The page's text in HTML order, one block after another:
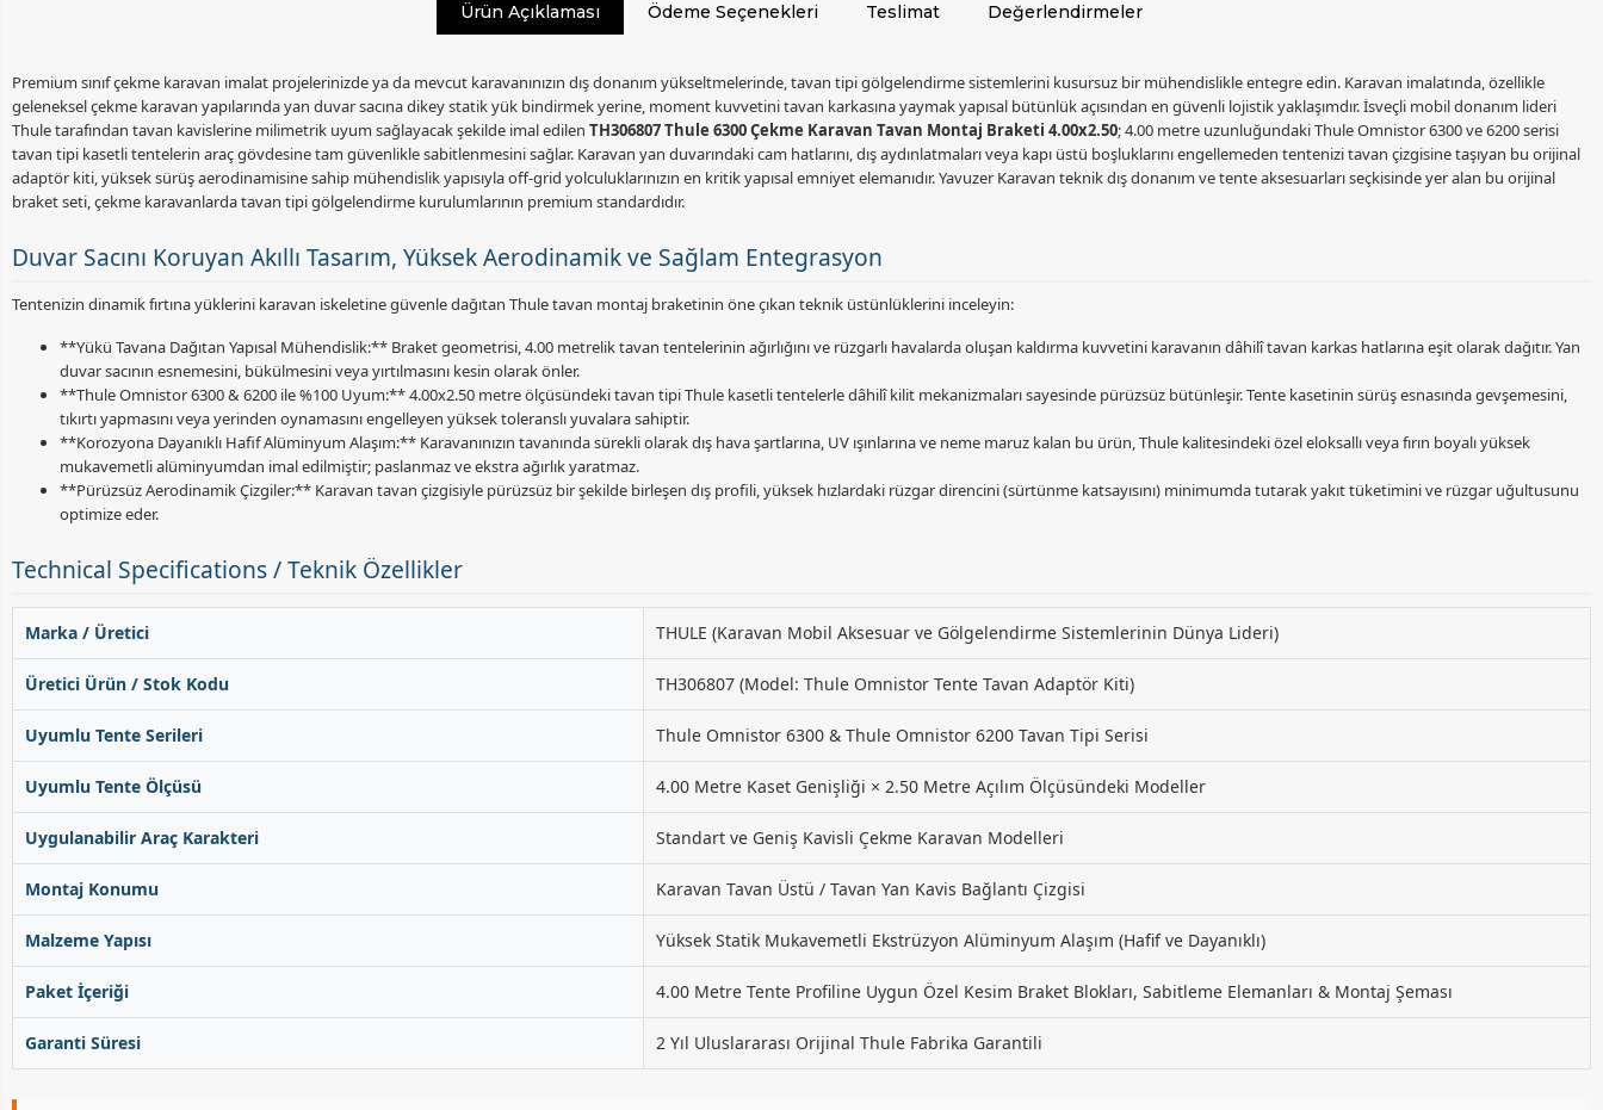
Ürün Açıklaması Ödeme Seçenekleri Teslimat Değerlendirmeler
Premium sınıf çekme karavan imalat projelerinizde ya da mevcut karavanınızın dış donanım yükseltmelerinde, tavan tipi gölgelendirme sistemlerini kusursuz bir mühendislikle entegre edin. Karavan imalatında, özellikle
geleneksel çekme karavan yapılarında yan duvar sacına dikey statik yük bindirmek yerine, moment kuvvetini tavan karkasına yaymak yapısal bütünlük açısından en güvenli lojistik yaklaşımdır. İsveçli mobil donanım lideri
Thule tarafından tavan kavislerine milimetrik uyum sağlayacak şekilde imal edilen TH306807 Thule 6300 Çekme Karavan Tavan Montaj Braketi 4.00x2.50; 4.00 metre uzunluğundaki Thule Omnistor 6300 ve 6200 serisi
tavan tipi kasetli tentelerin araç gövdesine tam güvenlikle sabitlenmesini sağlar. Karavan yan duvarındaki cam hatlarını, dış aydınlatmaları veya kapı üstü boşluklarını engellemeden tentenizi tavan çizgisine taşıyan bu orijinal
adaptör kiti, yüksek sürüş aerodinamisine sahip mühendislik yapısıyla off-grid yolculuklarınızın en kritik yapısal emniyet elemanıdır. Yavuzer Karavan teknik dış donanım ve tente aksesuarları seçkisinde yer alan bu orijinal
braket seti, çekme karavanlarda tavan tipi gölgelendirme kurulumlarının premium standardıdır.
Duvar Sacını Koruyan Akıllı Tasarım, Yüksek Aerodinamik ve Sağlam Entegrasyon
Tentenizin dinamik fırtına yüklerini karavan iskeletine güvenle dağıtan Thule tavan montaj braketinin öne çıkan teknik üstünlüklerini inceleyin:
**Yükü Tavana Dağıtan Yapısal Mühendislik:** Braket geometrisi, 4.00 metrelik tavan tentelerinin ağırlığını ve rüzgarlı havalarda oluşan kaldırma kuvvetini karavanın dâhilî tavan karkas hatlarına eşit olarak dağıtır. Yan
duvar sacının esnemesini, bükülmesini veya yırtılmasını kesin olarak önler.
**Thule Omnistor 6300 & 6200 ile %100 Uyum:** 4.00x2.50 metre ölçüsündeki tavan tipi Thule kasetli tentelerle dâhilî kilit mekanizmaları sayesinde pürüzsüz bütünleşir. Tente kasetinin sürüş esnasında gevşemesini,
tıkırtı yapmasını veya yerinden oynamasını engelleyen yüksek toleranslı yuvalara sahiptir.
**Korozyona Dayanıklı Hafif Alüminyum Alaşım:** Karavanınızın tavanında sürekli olarak dış hava şartlarına, UV ışınlarına ve neme maruz kalan bu ürün, Thule kalitesindeki özel eloksallı veya fırın boyalı yüksek
mukavemetli alüminyumdan imal edilmiştir; paslanmaz ve ekstra ağırlık yaratmaz.
**Pürüzsüz Aerodinamik Çizgiler:** Karavan tavan çizgisiyle pürüzsüz bir şekilde birleşen dış profili, yüksek hızlardaki rüzgar direncini (sürtünme katsayısını) minimumda tutarak yakıt tüketimini ve rüzgar uğultusunu
optimize eder.
Technical Specifications / Teknik Özellikler
Marka / Üretici THULE (Karavan Mobil Aksesuar ve Gölgelendirme Sistemlerinin Dünya Lideri)
Üretici Ürün / Stok Kodu TH306807 (Model: Thule Omnistor Tente Tavan Adaptör Kiti)
Uyumlu Tente Serileri Thule Omnistor 6300 & Thule Omnistor 6200 Tavan Tipi Serisi
Uyumlu Tente Ölçüsü 4.00 Metre Kaset Genişliği × 2.50 Metre Açılım Ölçüsündeki Modeller
Uygulanabilir Araç Karakteri Standart ve Geniş Kavisli Çekme Karavan Modelleri
Montaj Konumu Karavan Tavan Üstü / Tavan Yan Kavis Bağlantı Çizgisi
Malzeme Yapısı Yüksek Statik Mukavemetli Ekstrüzyon Alüminyum Alaşım (Hafif ve Dayanıklı)
Paket İçeriği 4.00 Metre Tente Profiline Uygun Özel Kesim Braket Blokları, Sabitleme Elemanları & Montaj Şeması
Garanti Süresi 2 Yıl Uluslararası Orijinal Thule Fabrika Garantili